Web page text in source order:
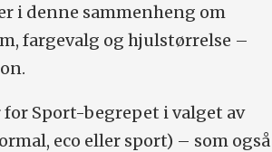
i denne sammenheng om
fargevalg og hjulstørrelse –
for Sport-begrepet i valget av
eco eller sport) – som også